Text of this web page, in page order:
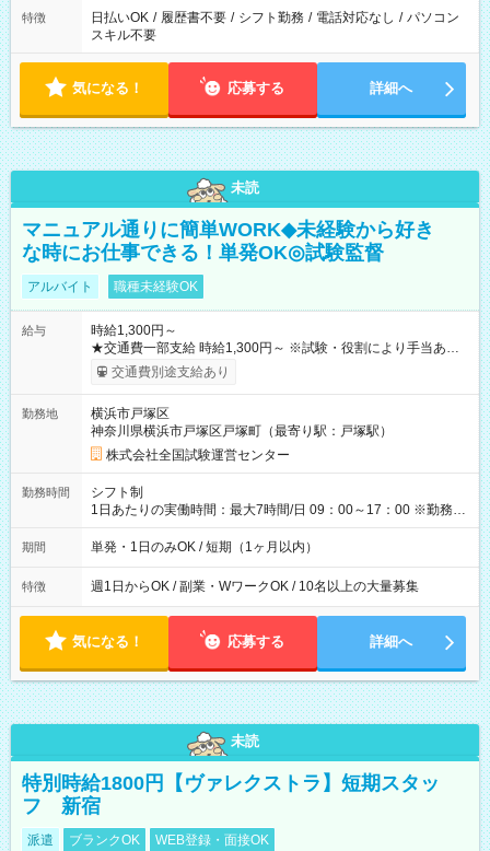
特徴 日払いOK / 履歴書不要 / シフト勤務 / 電話対応なし / パソコン
スキル不要
気になる！ 応募する 詳細へ
未読
マニュアル通りに簡単WORK◆未経験から好き
な時にお仕事できる！単発OK◎試験監督
アルバイト 職種未経験OK
給与
時給1,300円～
★交通費一部支給 時給1,300円～ ※試験・役割により手当あり
※勤務回数により昇給あり 【即給（前払い）オプションあ
り！】 希望される場合、勤務から1週間ほどで給与の一部を受け
例】 ・河合塾模擬試験 8:30～17:30（休憩1時間） 時給1,300円
×8時間＝日収10,400円＋交通費 ※当日の役割により時給＋100
円の場合あり ・国家試験 7:00～13:30（休憩なし） 時給1,300
円（役割手当＋100円）×6時間＝日収8,400円＋交通費 【試用期
間】試用期間なし
交通費別途支給あり
勤務地
横浜市戸塚区
神奈川県横浜市戸塚区戸塚町（最寄り駅：戸塚駅）
株式会社全国試験運営センター
勤務時間
シフト制
1日あたりの実働時間：最大7時間/日 09：00～17：00 ※勤務時
間は 試験により異なります。
期間 単発・1日のみOK / 短期（1ヶ月以内）
特徴 週1日からOK / 副業・WワークOK / 10名以上の大量募集
気になる！ 応募する 詳細へ
未読
特別時給1800円【ヴァレクストラ】短期スタッ
フ 新宿
派遣 ブランクOK WEB登録・面接OK